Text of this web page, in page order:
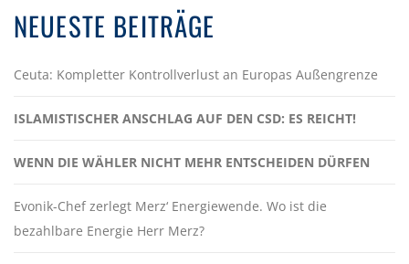
NEUESTE BEITRÄGE
Ceuta: Kompletter Kontrollverlust an Europas Außengrenze
ISLAMISTISCHER ANSCHLAG AUF DEN CSD: ES REICHT!
WENN DIE WÄHLER NICHT MEHR ENTSCHEIDEN DÜRFEN
Evonik-Chef zerlegt Merz‘ Energiewende. Wo ist die
bezahlbare Energie Herr Merz?